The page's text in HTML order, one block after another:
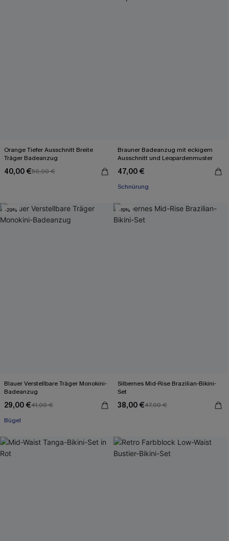
Orange Tiefer Ausschnitt Breite
Träger Badeanzug
40,00 €50,00 €
Brauner Badeanzug mit eckigem
Ausschnitt und Leopardenmuster
47,00 €
Schnürung
-29%
Blauer Verstellbare Träger Monokini-
Badeanzug
29,00 €41,00 €
Bügel
-19%
Silbernes Mid-Rise Brazilian-Bikini-
Set
38,00 €47,00 €